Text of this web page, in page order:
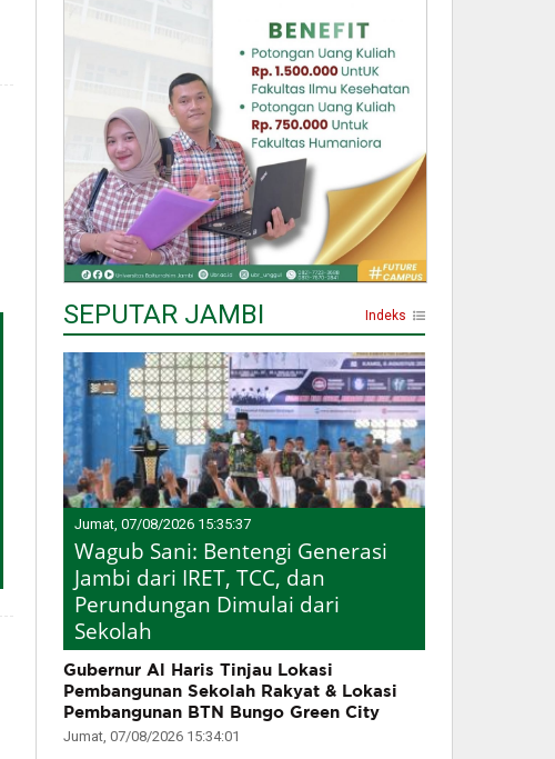
SEPUTAR JAMBI Indeks
Jumat, 07/08/2026 15:35:37
Wagub Sani: Bentengi Generasi
Jambi dari IRET, TCC, dan
Perundungan Dimulai dari
Sekolah
Gubernur Al Haris Tinjau Lokasi
Pembangunan Sekolah Rakyat & Lokasi
Pembangunan BTN Bungo Green City
Jumat, 07/08/2026 15:34:01